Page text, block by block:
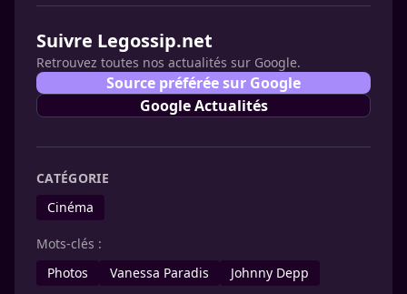
Suivre Legossip.net
Retrouvez toutes nos actualités sur Google.
Source préférée sur Google
Google Actualités
CATÉGORIE
Cinéma
Mots-clés :
Photos
Vanessa Paradis Johnny Depp